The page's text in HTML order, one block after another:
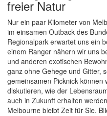
freier Natur
Nur ein paar Kilometer von
im einsamen Outback des
Regionalpark erwartet uns ein
einem Ranger nähern wir uns
und anderen exotischen
ganz ohne Gehege und Gitter,
gemeinsamen Picknick können
diskutieren, wie der
auch in Zukunft erhalten
Melbourne bleibt Zeit für Sie.